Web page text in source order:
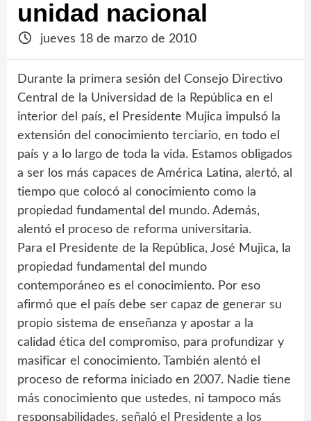
unidad nacional
jueves 18 de marzo de 2010
Durante la primera sesión del Consejo Directivo
Central de la Universidad de la República en el
interior del país, el Presidente Mujica impulsó la
extensión del conocimiento terciario, en todo el
país y a lo largo de toda la vida. Estamos obligados
a ser los más capaces de América Latina, alertó, al
tiempo que colocó al conocimiento como la
propiedad fundamental del mundo. Además,
alentó el proceso de reforma universitaria.
Para el Presidente de la República, José Mujica, la
propiedad fundamental del mundo
contemporáneo es el conocimiento. Por eso
afirmó que el país debe ser capaz de generar su
propio sistema de enseñanza y apostar a la
calidad ética del compromiso, para profundizar y
masificar el conocimiento. También alentó el
proceso de reforma iniciado en 2007. Nadie tiene
más conocimiento que ustedes, ni tampoco más
responsabilidades, señaló el Presidente a los